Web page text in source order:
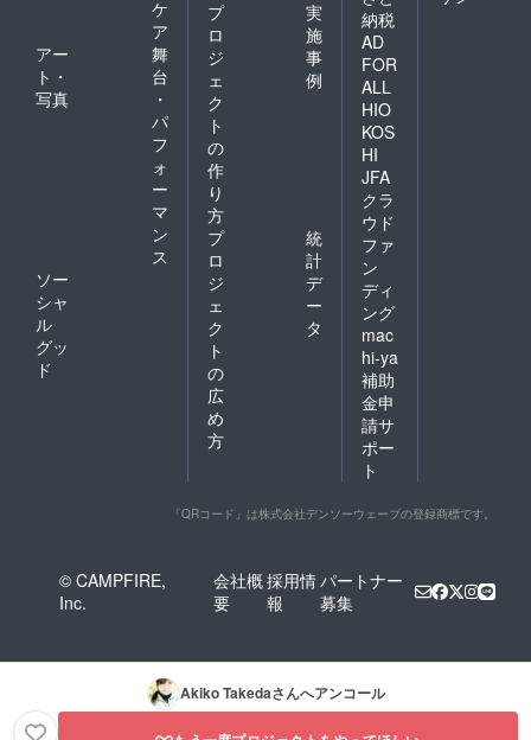
ケ
ア
アー
ト・
写真
舞
台
・
パ
フ
ォ
ー
マ
ン
ス
ソー
シャ
ル
グッ
ド
プ
ロ
ジ
ェ
ク
ト
の
作
り
方
実
施
事
例
プ
ロ
ジ
ェ
ク
ト
の
広
め
方
統
計
デ
ー
タ
納税
AD
FOR
ALL
HIO
KOS
HI
JFA
クラ
ウド
ファ
ン
ディ
ング
mac
hi-ya
補助
金申
請サ
ポー
ト
「QRコード」は株式会社デンソーウェーブの登録商標です。
© CAMPFIRE,
Inc.
会社概
要
採用情
報
パートナー
募集
Akiko Takedaさんへアンコール